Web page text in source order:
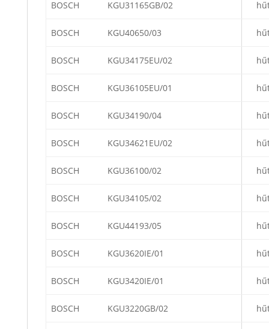
BOSCH KGU31165GB/02
BOSCH KGU40650/03
BOSCH KGU34175EU/02
BOSCH KGU36105EU/01
BOSCH KGU34190/04
BOSCH KGU34621EU/02
BOSCH KGU36100/02
BOSCH KGU34105/02
BOSCH KGU44193/05
BOSCH KGU3620IE/01
BOSCH KGU3420IE/01
BOSCH KGU3220GB/02